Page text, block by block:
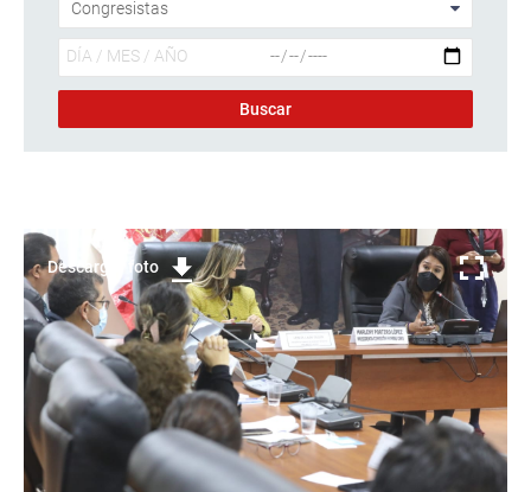
Descargar foto